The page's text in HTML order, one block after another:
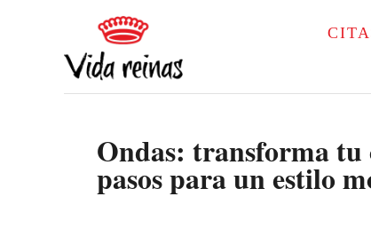
Ondas: transforma tu
pasos para un estilo